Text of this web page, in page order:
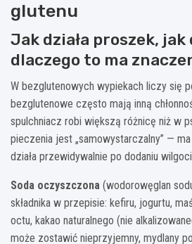
glutenu
Jak działa proszek, jak
dlaczego to ma
W bezglutenowych wypiekach liczy się
bezglutenowe często mają inną
spulchniacz robi większą różnicę niż w
pieczenia jest „samowystarczalny” —
działa przewidywalnie po dodaniu
Soda oczyszczona (wodorowęglan
składnika w przepisie: kefiru, jogurtu,
octu, kakao naturalnego (nie
może zostawić nieprzyjemny, mydlany